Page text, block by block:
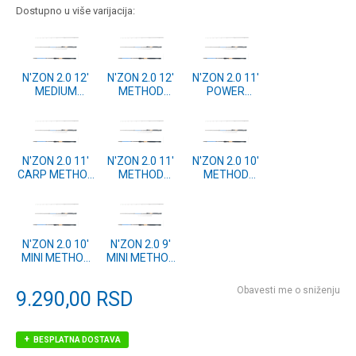
Dostupno u više varijacija:
N'ZON 2.0 12'
MEDIUM
80g (11139-
365)
N'ZON 2.0 12'
METHOD
60g (11139-
360)
N'ZON 2.0 11'
POWER
FEEDER 3pc
80g (11139-
336)
N'ZON 2.0 11'
CARP METHOD
70g (11139-
335)
N'ZON 2.0 11'
METHOD
50g (11139-
330)
N'ZON 2.0 10'
METHOD
N'ZON 2.0 10'
MINI METHOD
N'ZON 2.0 9'
MINI METHOD
9.290,00 RSD Obavesti me o sniženju
BESPLATNA DOSTAVA